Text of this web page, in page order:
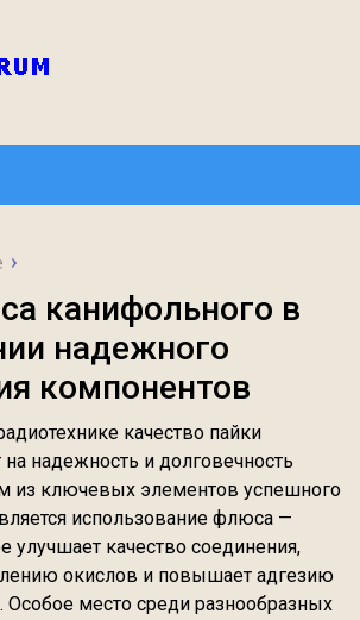
канифольного в
надежного
компонентов
качество пайки
надежность и долговечность
из ключевых элементов успешного
использование флюса —
улучшает качество соединения,
окислов и повышает адгезию
Особое место среди разнообразных